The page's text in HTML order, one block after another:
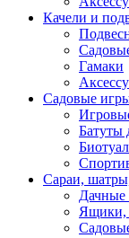
Качели и
Гамаки
Садовые
Батуты
Сараи,
Дачные
Ящики,